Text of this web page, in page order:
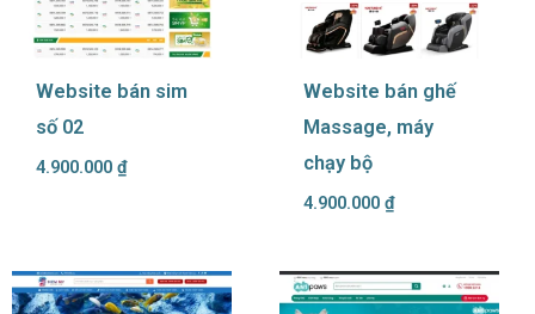
Website bán sim
số 02
4.900.000 ₫
Website bán ghế
Massage, máy
chạy bộ
4.900.000 ₫